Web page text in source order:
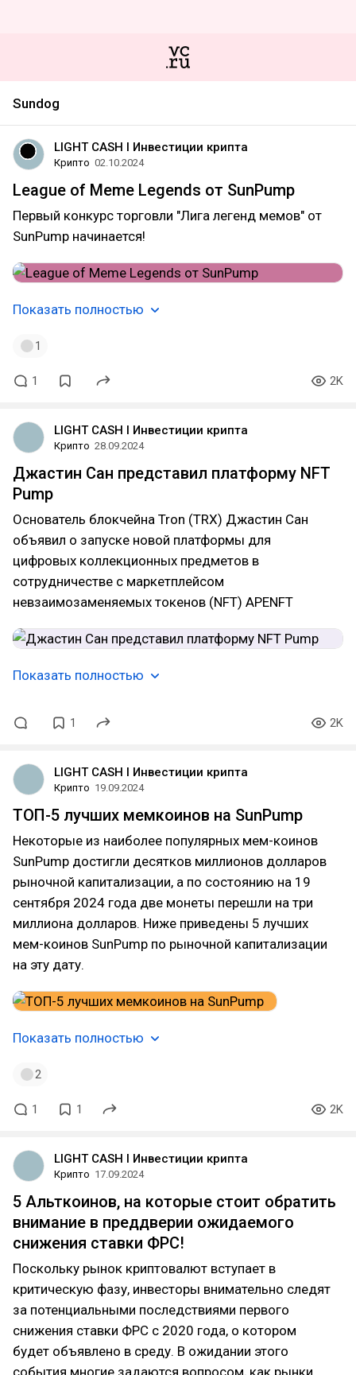
Sundog
LIGHT CASH l Инвестиции крипта
Крипто 02.10.2024
League of Meme Legends от SunPump
Первый конкурс торговли "Лига легенд мемов" от
SunPump начинается!
Показать полностью
1
1 2K
LIGHT CASH l Инвестиции крипта
Крипто 28.09.2024
Джастин Сан представил платформу NFT
Pump
Основатель блокчейна Tron (TRX) Джастин Сан
объявил о запуске новой платформы для
цифровых коллекционных предметов в
сотрудничестве с маркетплейсом
невзаимозаменяемых токенов (NFT) APENFT
Показать полностью
1 2K
LIGHT CASH l Инвестиции крипта
Крипто 19.09.2024
ТОП-5 лучших мемкоинов на SunPump
Некоторые из наиболее популярных мем-коинов
SunPump достигли десятков миллионов долларов
рыночной капитализации, а по состоянию на 19
сентября 2024 года две монеты перешли на три
миллиона долларов. Ниже приведены 5 лучших
мем-коинов SunPump по рыночной капитализации
на эту дату.
Показать полностью
2
1 1 2K
LIGHT CASH l Инвестиции крипта
Крипто 17.09.2024
5 Альткоинов, на которые стоит обратить
внимание в преддверии ожидаемого
снижения ставки ФРС!
Поскольку рынок криптовалют вступает в
критическую фазу, инвесторы внимательно следят
за потенциальными последствиями первого
снижения ставки ФРС с 2020 года, о котором
будет объявлено в среду. В ожидании этого
события многие задаются вопросом, как рынки